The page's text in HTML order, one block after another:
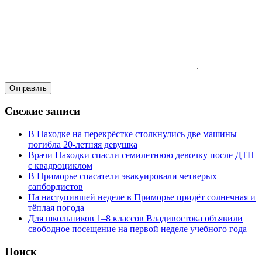
Свежие записи
В Находке на перекрёстке столкнулись две машины —
погибла 20-летняя девушка
Врачи Находки спасли семилетнюю девочку после ДТП
с квадроциклом
В Приморье спасатели эвакуировали четверых
сапбордистов
На наступившей неделе в Приморье придёт солнечная и
тёплая погода
Для школьников 1–8 классов Владивостока объявили
свободное посещение на первой неделе учебного года
Поиск